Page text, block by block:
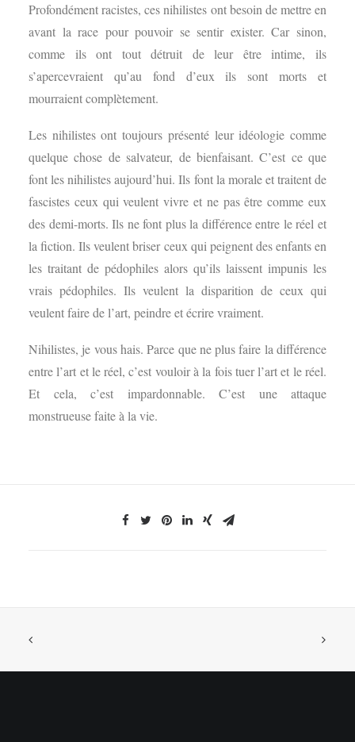
Profondément racistes, ces nihilistes ont besoin de mettre en
avant la race pour pouvoir se sentir exister. Car sinon,
comme ils ont tout détruit de leur être intime, ils
s’apercevraient qu’au fond d’eux ils sont morts et
mourraient complètement.
Les nihilistes ont toujours présenté leur idéologie comme
quelque chose de salvateur, de bienfaisant. C’est ce que
font les nihilistes aujourd’hui. Ils font la morale et traitent de
fascistes ceux qui veulent vivre et ne pas être comme eux
des demi-morts. Ils ne font plus la différence entre le réel et
la fiction. Ils veulent briser ceux qui peignent des enfants en
les traitant de pédophiles alors qu’ils laissent impunis les
vrais pédophiles. Ils veulent la disparition de ceux qui
veulent faire de l’art, peindre et écrire vraiment.
Nihilistes, je vous hais. Parce que ne plus faire la différence
entre l’art et le réel, c’est vouloir à la fois tuer l’art et le réel.
Et cela, c’est impardonnable. C’est une attaque
monstrueuse faite à la vie.